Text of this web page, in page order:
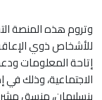
وتروم هذه المنصة
للأشخاص ذوي
إتاحة المعلومات
الاجتماعية، وذلك